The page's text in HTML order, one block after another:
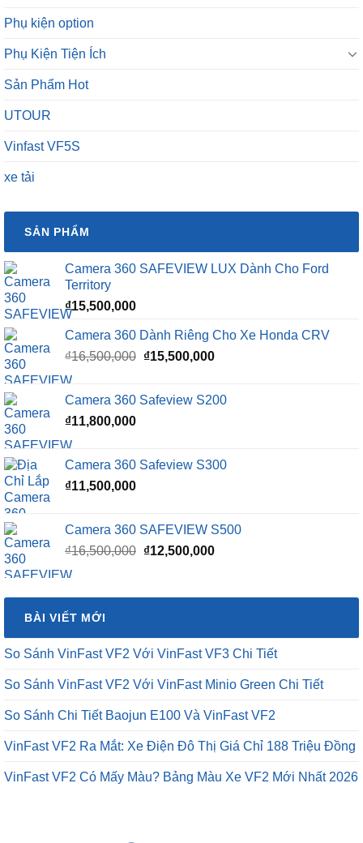
Phụ kiện option
Phụ Kiện Tiện Ích
Sản Phẩm Hot
UTOUR
Vinfast VF5S
xe tải
SẢN PHẨM
Camera 360 SAFEVIEW LUX Dành Cho Ford
Territory
₫15,500,000
Camera 360 Dành Riêng Cho Xe Honda CRV
₫16,500,000 Giá
₫16,500,000.
₫15,500,000Giá
là:
Camera 360 Safeview S200
₫11,800,000
Camera 360 Safeview S300
₫11,500,000
Camera 360 SAFEVIEW S500
₫16,500,000 Giá
₫16,500,000.
₫12,500,000Giá
là:
BÀI VIẾT MỚI
So Sánh VinFast VF2 Với VinFast VF3 Chi Tiết
So Sánh VinFast VF2 Với VinFast Minio Green Chi Tiết
So Sánh Chi Tiết Baojun E100 Và VinFast VF2
VinFast VF2 Ra Mắt: Xe Điện Đô Thị Giá Chỉ 188 Triệu Đồng
VinFast VF2 Có Mấy Màu? Bảng Màu Xe VF2 Mới Nhất 2026